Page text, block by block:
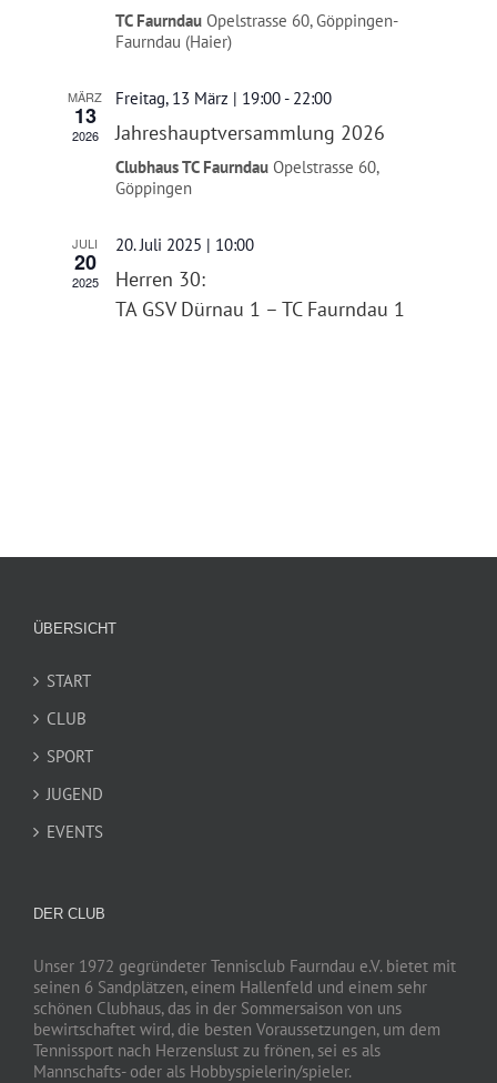
TC Faurndau Opelstrasse 60, Göppingen-
Faurndau (Haier)
MÄRZ
13
2026
Freitag, 13 März | 19:00- 22:00
Jahreshauptversammlung 2026
Clubhaus TC Faurndau Opelstrasse 60,
Göppingen
JULI
20
2025
20. Juli 2025 | 10:00
Herren 30:
TA GSV Dürnau 1 – TC Faurndau 1
ÜBERSICHT
START
CLUB
SPORT
JUGEND
EVENTS
DER CLUB
Unser 1972 gegründeter Tennisclub Faurndau e.V. bietet mit
seinen 6 Sandplätzen, einem Hallenfeld und einem sehr
schönen Clubhaus, das in der Sommersaison von uns
bewirtschaftet wird, die besten Voraussetzungen, um dem
Tennissport nach Herzenslust zu frönen, sei es als
Mannschafts- oder als Hobbyspielerin/spieler.